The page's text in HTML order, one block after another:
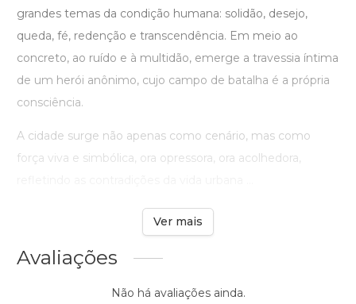
grandes temas da condição humana: solidão, desejo,
queda, fé, redenção e transcendência. Em meio ao
concreto, ao ruído e à multidão, emerge a travessia íntima
de um herói anônimo, cujo campo de batalha é a própria
consciência.
A cidade surge não apenas como cenário, mas como
força viva e simbólica, ora opressora, ora acolhedora,
Ver mais
Avaliações
Não há avaliações ainda.